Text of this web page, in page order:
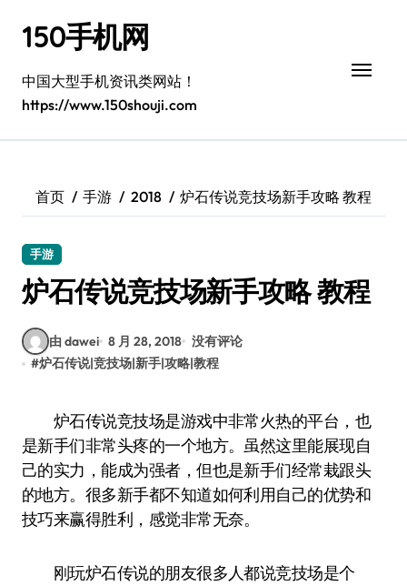
150手机网
中国大型手机资讯类网站！
https://www.150shouji.com
首页 手游 2018 炉石传说竞技场新手攻略 教程
手游
炉石传说竞技场新手攻略 教程
由 dawei 8 月 28, 2018 没有评论
#炉石传说|竞技场|新手|攻略|教程
炉石传说竞技场是游戏中非常火热的平台，也
是新手们非常头疼的一个地方。虽然这里能展现自
己的实力，能成为强者，但也是新手们经常栽跟头
的地方。很多新手都不知道如何利用自己的优势和
技巧来赢得胜利，感觉非常无奈。
刚玩炉石传说的朋友很多人都说竞技场是个